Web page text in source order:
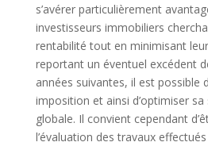
s’avérer particulièrement
investisseurs immobiliers
rentabilité tout en minimisant
reportant un éventuel excédent
années suivantes, il est possible
imposition et ainsi d’optimiser
globale. Il convient cependant
l’évaluation des travaux